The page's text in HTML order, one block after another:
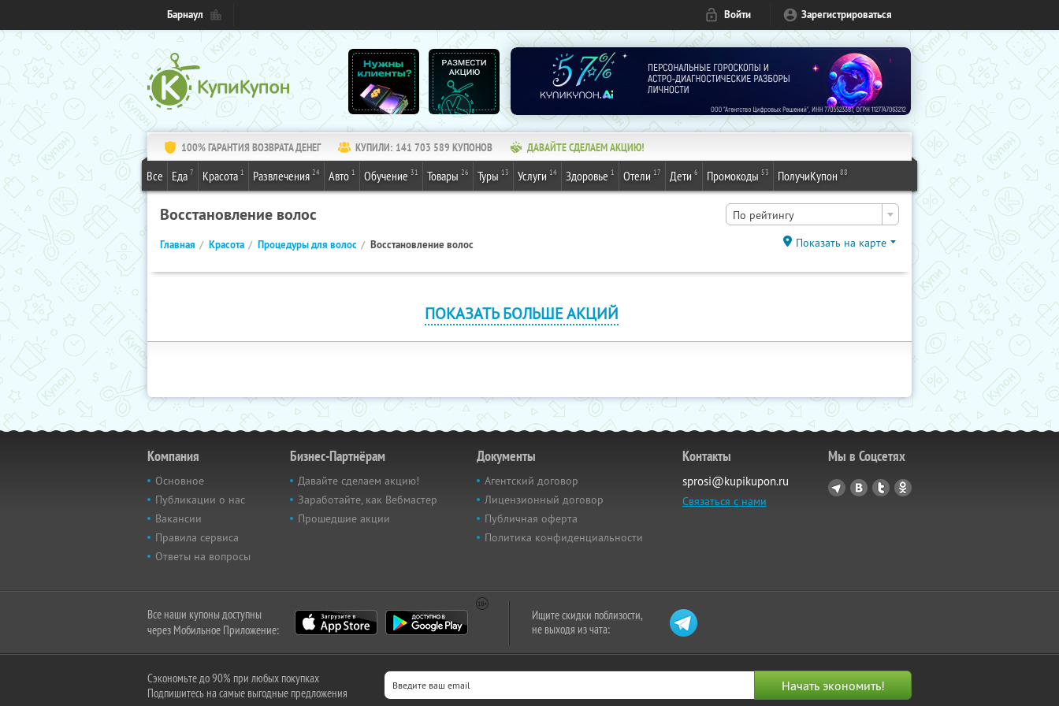
Барнаул Войти Зарегистрироваться
100% ГАРАНТИЯ ВОЗВРАТА ДЕНЕГ КУПИЛИ: 141 703 589 КУПОНОВ ДАВАЙТЕ СДЕЛАЕМ АКЦИЮ!
Все Еда 7 Красота 1 Развлечения 24 Авто 1 Обучение 31 Товары 26 Туры 13 Услуги 14 Здоровье 1 Отели 17 Дети 6 Промокоды 53 ПолучиКупон 88
Восстановление волос По рейтингу
Главная Красота Процедуры для волос Восстановление волос Показать на карте
ПОКАЗАТЬ БОЛЬШЕ АКЦИЙ
Компания
Основное
Публикации о нас
Вакансии
Правила сервиса
Ответы на вопросы
Бизнес-Партнёрам
Давайте сделаем акцию!
Заработайте, как Вебмастер
Прошедшие акции
Документы
Агентский договор
Лицензионный договор
Публичная оферта
Политика конфиденциальности
Контакты
sprosi@kupikupon.ru
Связаться с нами
Мы в Соцсетях
Все наши купоны доступны
через Мобильное Приложение:
Ищите скидки поблизости,
не выходя из чата:
Сэкономьте до 90% при любых покупках
Подпишитесь на самые выгодные предложения